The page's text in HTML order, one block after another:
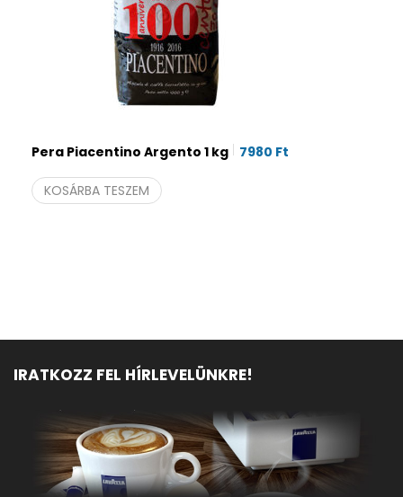
Pera Piacentino Argento 1 kg 7980 Ft
KOSÁRBA TESZEM
IRATKOZZ FEL HÍRLEVELÜNKRE!